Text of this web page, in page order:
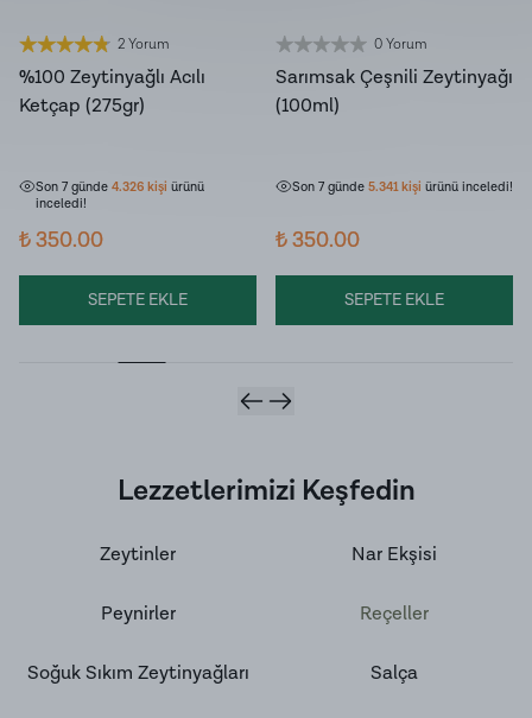
2 Yorum
%100 Zeytinyağlı Acılı
Ketçap (275gr)
Son 7 günde 4.326 kişi ürünü
inceledi!
₺ 350.00
SEPETE EKLE
YENİ HASAT 0 Yorum
Sarımsak Çeşnili Zeytinyağı
(100ml)
Son 7 günde 5.341kişi ürünü inceledi!
₺ 350.00
SEPETE EKLE
Lezzetlerimizi Keşfedin
Zeytinler Nar Ekşisi
Peynirler Reçeller
Soğuk Sıkım Zeytinyağları Salça